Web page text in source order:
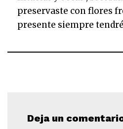
preservaste con flores
presente siempre
Deja un